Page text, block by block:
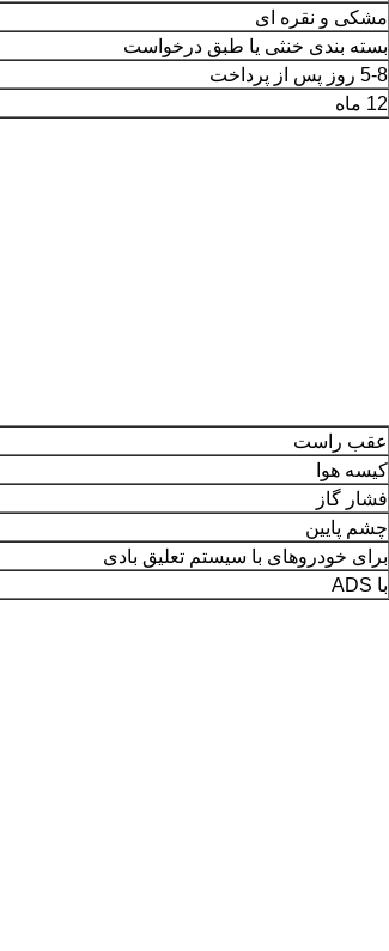
مشکی و نقره ای
بسته بندی خنثی یا طبق درخواست
5-8 روز پس از پرداخت
12 ماه
عقب راست
کیسه هوا
فشار گاز
چشم پایین
برای خودروهای با سیستم تعلیق بادی
با ADS